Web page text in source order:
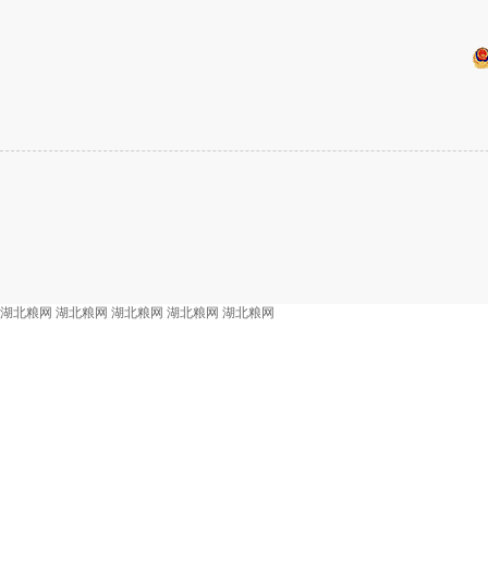
湖北粮网 湖北粮网 湖北粮网 湖北粮网 湖北粮网